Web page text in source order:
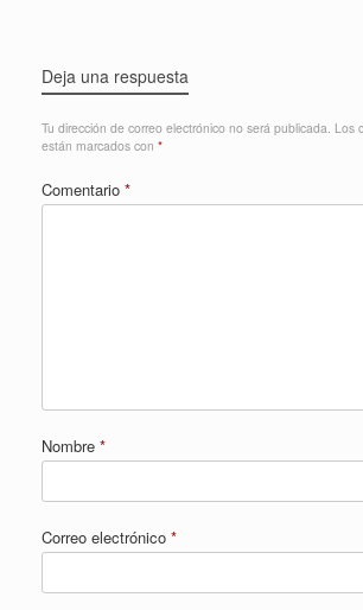
Deja una respuesta
Tu dirección de correo electrónico no será publicada. Los
están marcados con *
Comentario *
Nombre *
Correo electrónico *